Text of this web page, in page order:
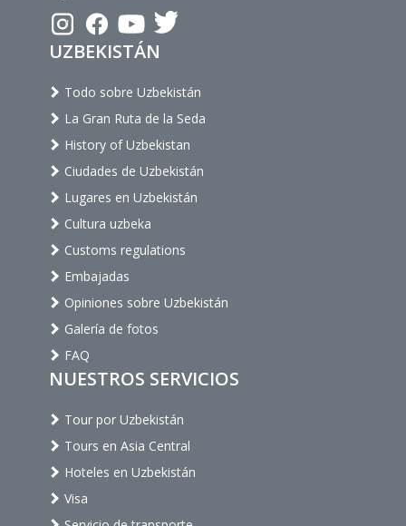
UZBEKISTÁN
Todo sobre Uzbekistán
La Gran Ruta de la Seda
History of Uzbekistan
Ciudades de Uzbekistán
Lugares en Uzbekistán
Cultura uzbeka
Customs regulations
Embajadas
Opiniones sobre Uzbekistán
Galería de fotos
FAQ
NUESTROS SERVICIOS
Tour por Uzbekistán
Tours en Asia Central
Hoteles en Uzbekistán
Visa